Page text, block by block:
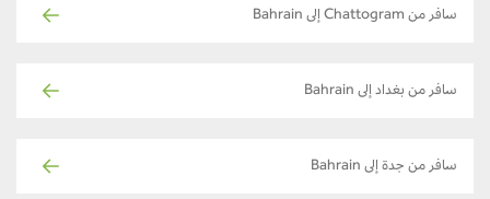
سافر من Chattogram إلى Bahrain
سافر من بغداد إلى Bahrain
سافر من جدة إلى Bahrain